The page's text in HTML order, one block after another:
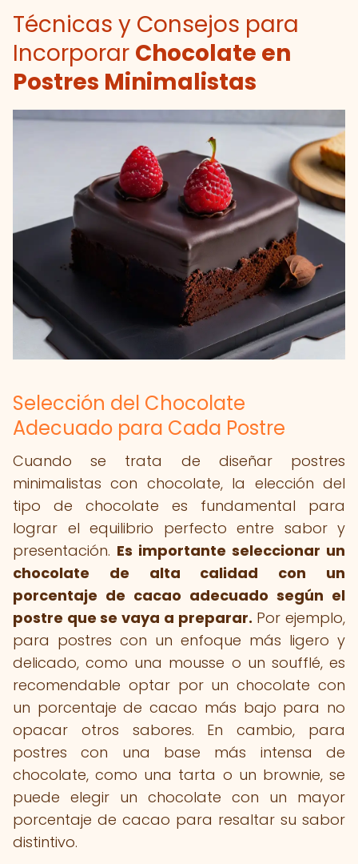
Técnicas y Consejos para
Incorporar Chocolate en
Postres Minimalistas
Selección del Chocolate
Adecuado para Cada Postre
Cuando se trata de diseñar postres
minimalistas con chocolate, la elección del
tipo de chocolate es fundamental para
lograr el equilibrio perfecto entre sabor y
presentación. Es importante seleccionar un
chocolate de alta calidad con un
porcentaje de cacao adecuado según el
postre que se vaya a preparar. Por ejemplo,
para postres con un enfoque más ligero y
delicado, como una mousse o un soufflé, es
recomendable optar por un chocolate con
un porcentaje de cacao más bajo para no
opacar otros sabores. En cambio, para
postres con una base más intensa de
chocolate, como una tarta o un brownie, se
puede elegir un chocolate con un mayor
porcentaje de cacao para resaltar su sabor
distintivo.